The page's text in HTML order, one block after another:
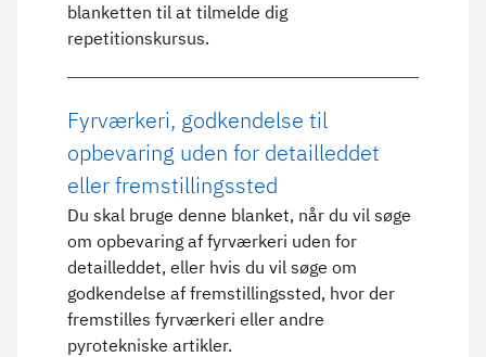
blanketten til at tilmelde dig
repetitionskursus.
Fyrværkeri, godkendelse til
opbevaring uden for detailleddet
eller fremstillingssted
Du skal bruge denne blanket, når du vil søge
om opbevaring af fyrværkeri uden for
detailleddet, eller hvis du vil søge om
godkendelse af fremstillingssted, hvor der
fremstilles fyrværkeri eller andre
pyrotekniske artikler.